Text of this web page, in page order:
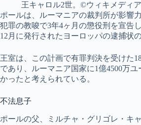
王キャロル2世。©ウィキメディ
ポールは、ルーマニアの裁判所が影響
犯罪の教唆で3年4ヶ月の懲役刑を宣告
12月に発行されたヨーロッパの逮捕状
王室は、この計画で有罪判決を受けた
であり、ルーマニア国家に1億4500万
かったと考えられている。
不法息子
ポールの父、ミルチャ・グリゴレ・キ